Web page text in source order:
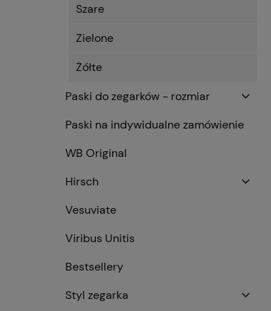
Szare
Zielone
Żółte
Paski do zegarków - rozmiar
Paski na indywidualne zamówienie
WB Original
Hirsch
Vesuviate
Viribus Unitis
Bestsellery
Styl zegarka